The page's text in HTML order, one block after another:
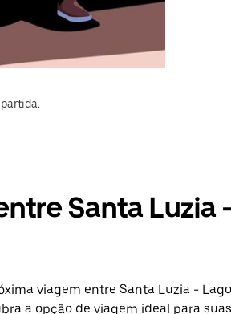
Santa Luzia
viagem entre Santa Luzia -
a opção de viagem ideal para